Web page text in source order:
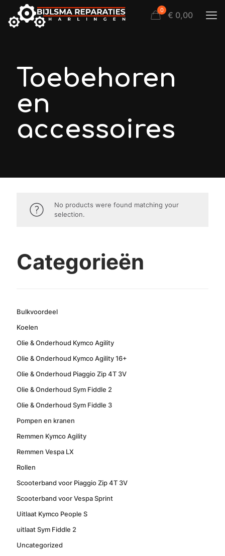
0 € 0,00
Toebehoren
en
accessoires
No products were found matching your
selection.
Categorieën
Bulkvoordeel
Koelen
Olie & Onderhoud Kymco Agility
Olie & Onderhoud Kymco Agility 16+
Olie & Onderhoud Piaggio Zip 4T 3V
Olie & Onderhoud Sym Fiddle 2
Olie & Onderhoud Sym Fiddle 3
Pompen en kranen
Remmen Kymco Agility
Remmen Vespa LX
Rollen
Scooterband voor Piaggio Zip 4T 3V
Scooterband voor Vespa Sprint
Uitlaat Kymco People S
uitlaat Sym Fiddle 2
Uncategorized